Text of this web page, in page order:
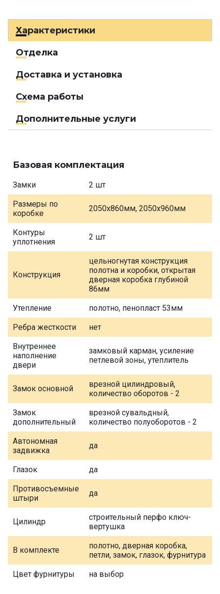
Характеристики
Отделка
Доставка и установка
Схема работы
Дополнительные услуги
Базовая комплектация
Замки 2 шт
Размеры по
коробке
2050х860мм, 2050х960мм
Контуры
уплотнения
2 шт
Конструкция
цельногнутая конструкция
полотна и коробки, открытая
дверная коробка глубиной
86мм
Утепление полотно, пенопласт 53мм
Ребра жесткости нет
Внутреннее
наполнение
двери
замковый карман, усиление
петлевой зоны, утеплитель
Замок основной
врезной цилиндровый,
количество оборотов - 2
Замок
дополнительный
врезной сувальдный,
количество полуоборотов - 2
Автономная
задвижка
да
Глазок да
Противосъемные
штыри
да
Цилиндр
строительный перфо ключ-
вертушка
В комплекте
полотно, дверная коробка,
петли, замок, глазок, фурнитура
Цвет фурнитуры на выбор